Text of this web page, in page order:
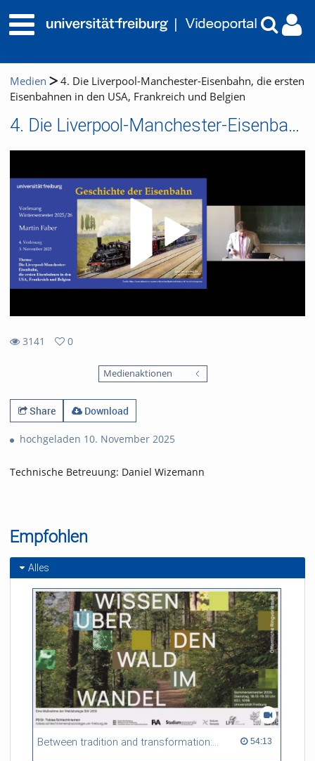
Medien
4. Die Liverpool-Manchester-Eisenbahn, die ersten
Eisenbahnen in den USA, Frankreich und Belgien
4. Die Liverpool-Manchester-Eisenbahn, die ersten Eisenbahnen in den USA, Frankreich und Belgien
3141
0
Medienaktionen
Share Download
hochgeladen 10. November 2025
Technische Betreuung: Daniel Wizemann
Empfohlen
Alles
Between tradition and transformation: how owners, advisers and institutions co-create knowledge for resilient forests in Europe 54:13
54:13 duration